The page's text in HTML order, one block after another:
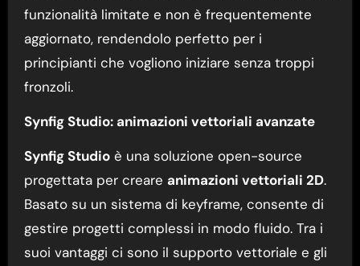
funzionalità limitate e non è frequentemente
aggiornato, rendendolo perfetto per i
principianti che vogliono iniziare senza troppi
fronzoli.
Synfig Studio: animazioni vettoriali avanzate
Synfig Studioè una soluzione open-source
progettata per creare animazioni vettoriali 2D.
Basato su un sistema di keyframe, consente di
gestire progetti complessi in modo fluido. Tra i
suoi vantaggi ci sono il supporto vettoriale e gli